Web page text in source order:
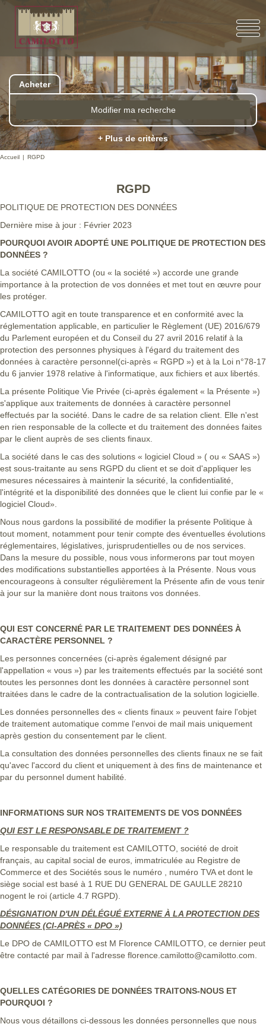
Acheter
Modifier ma recherche
+ Plus de critères
Accueil RGPD
RGPD
POLITIQUE DE PROTECTION DES DONNÉES
Dernière mise à jour : Février 2023
POURQUOI AVOIR ADOPTÉ UNE POLITIQUE DE PROTECTION DES
DONNÉES ?
La société CAMILOTTO (ou « la société ») accorde une grande
importance à la protection de vos données et met tout en œuvre pour
les protéger.
CAMILOTTO agit en toute transparence et en conformité avec la
réglementation applicable, en particulier le Règlement (UE) 2016/679
du Parlement européen et du Conseil du 27 avril 2016 relatif à la
protection des personnes physiques à l'égard du traitement des
données à caractère personnel(ci-après « RGPD ») et à la Loi n°78-17
du 6 janvier 1978 relative à l'informatique, aux fichiers et aux libertés.
La présente Politique Vie Privée (ci-après également « la Présente »)
s'applique aux traitements de données à caractère personnel
effectués par la société. Dans le cadre de sa relation client. Elle n'est
en rien responsable de la collecte et du traitement des données faites
par le client auprès de ses clients finaux.
La société dans le cas des solutions « logiciel Cloud » ( ou « SAAS »)
est sous-traitante au sens RGPD du client et se doit d'appliquer les
mesures nécessaires à maintenir la sécurité, la confidentialité,
l'intégrité et la disponibilité des données que le client lui confie par le «
logiciel Cloud».
Nous nous gardons la possibilité de modifier la présente Politique à
tout moment, notamment pour tenir compte des éventuelles évolutions
réglementaires, législatives, jurisprudentielles ou de nos services.
Dans la mesure du possible, nous vous informerons par tout moyen
des modifications substantielles apportées à la Présente. Nous vous
encourageons à consulter régulièrement la Présente afin de vous tenir
à jour sur la manière dont nous traitons vos données.
QUI EST CONCERNÉ PAR LE TRAITEMENT DES DONNÉES À
CARACTÈRE PERSONNEL ?
Les personnes concernées (ci-après également désigné par
l'appellation « vous ») par les traitements effectués par la société sont
toutes les personnes dont les données à caractère personnel sont
traitées dans le cadre de la contractualisation de la solution logicielle.
Les données personnelles des « clients finaux » peuvent faire l'objet
de traitement automatique comme l'envoi de mail mais uniquement
après gestion du consentement par le client.
La consultation des données personnelles des clients finaux ne se fait
qu'avec l'accord du client et uniquement à des fins de maintenance et
par du personnel dument habilité.
INFORMATIONS SUR NOS TRAITEMENTS DE VOS DONNÉES
QUI EST LE RESPONSABLE DE TRAITEMENT ?
Le responsable du traitement est CAMILOTTO, société de droit
français, au capital social de euros, immatriculée au Registre de
Commerce et des Sociétés sous le numéro , numéro TVA et dont le
siège social est basé à 1 RUE DU GENERAL DE GAULLE 28210
nogent le roi (article 4.7 RGPD).
DÉSIGNATION D'UN DÉLÉGUÉ EXTERNE À LA PROTECTION DES
DONNÉES (CI-APRÈS « DPO »)
Le DPO de CAMILOTTO est M Florence CAMILOTTO, ce dernier peut
être contacté par mail à l'adresse florence.camilotto@camilotto.com.
QUELLES CATÉGORIES DE DONNÉES TRAITONS-NOUS ET
POURQUOI ?
Nous vous détaillons ci-dessous les données personnelles que nous